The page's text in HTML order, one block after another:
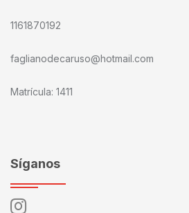
1161870192
faglianodecaruso@hotmail.com
Matrícula: 1411
Síganos